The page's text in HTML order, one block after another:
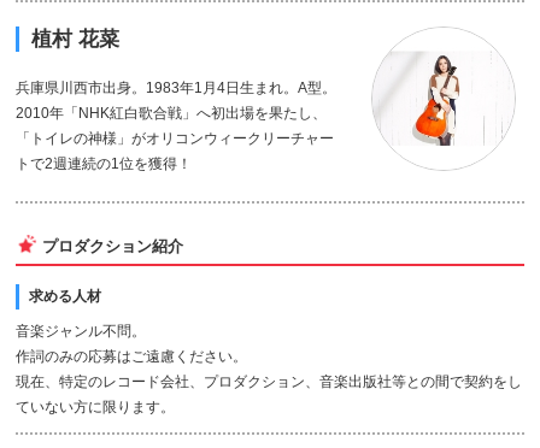
植村 花菜
兵庫県川西市出身。1983年1月4日生まれ。A型。
2010年「NHK紅白歌合戦」へ初出場を果たし、
「トイレの神様」がオリコンウィークリーチャー
トで2週連続の1位を獲得！
プロダクション紹介
求める人材
音楽ジャンル不問。
作詞のみの応募はご遠慮ください。
現在、特定のレコード会社、プロダクション、音楽出版社等との間で契約をし
ていない方に限ります。